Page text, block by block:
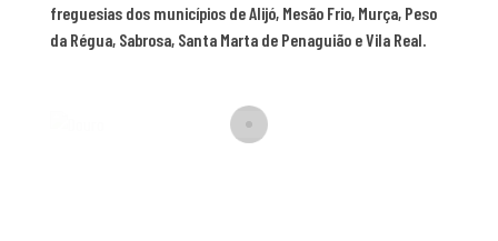
freguesias dos municípios deAlijó, Mesão Frio, Murça, Peso
da Régua, Sabrosa, Santa Marta de Penaguião e Vila Real.